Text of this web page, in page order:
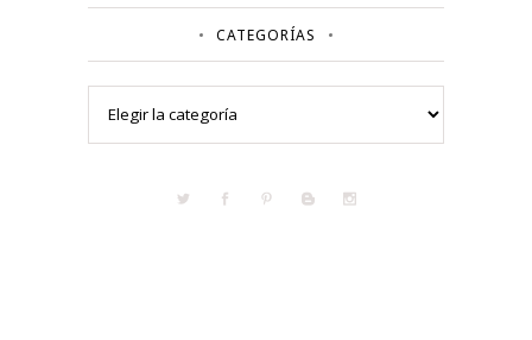
CATEGORÍAS